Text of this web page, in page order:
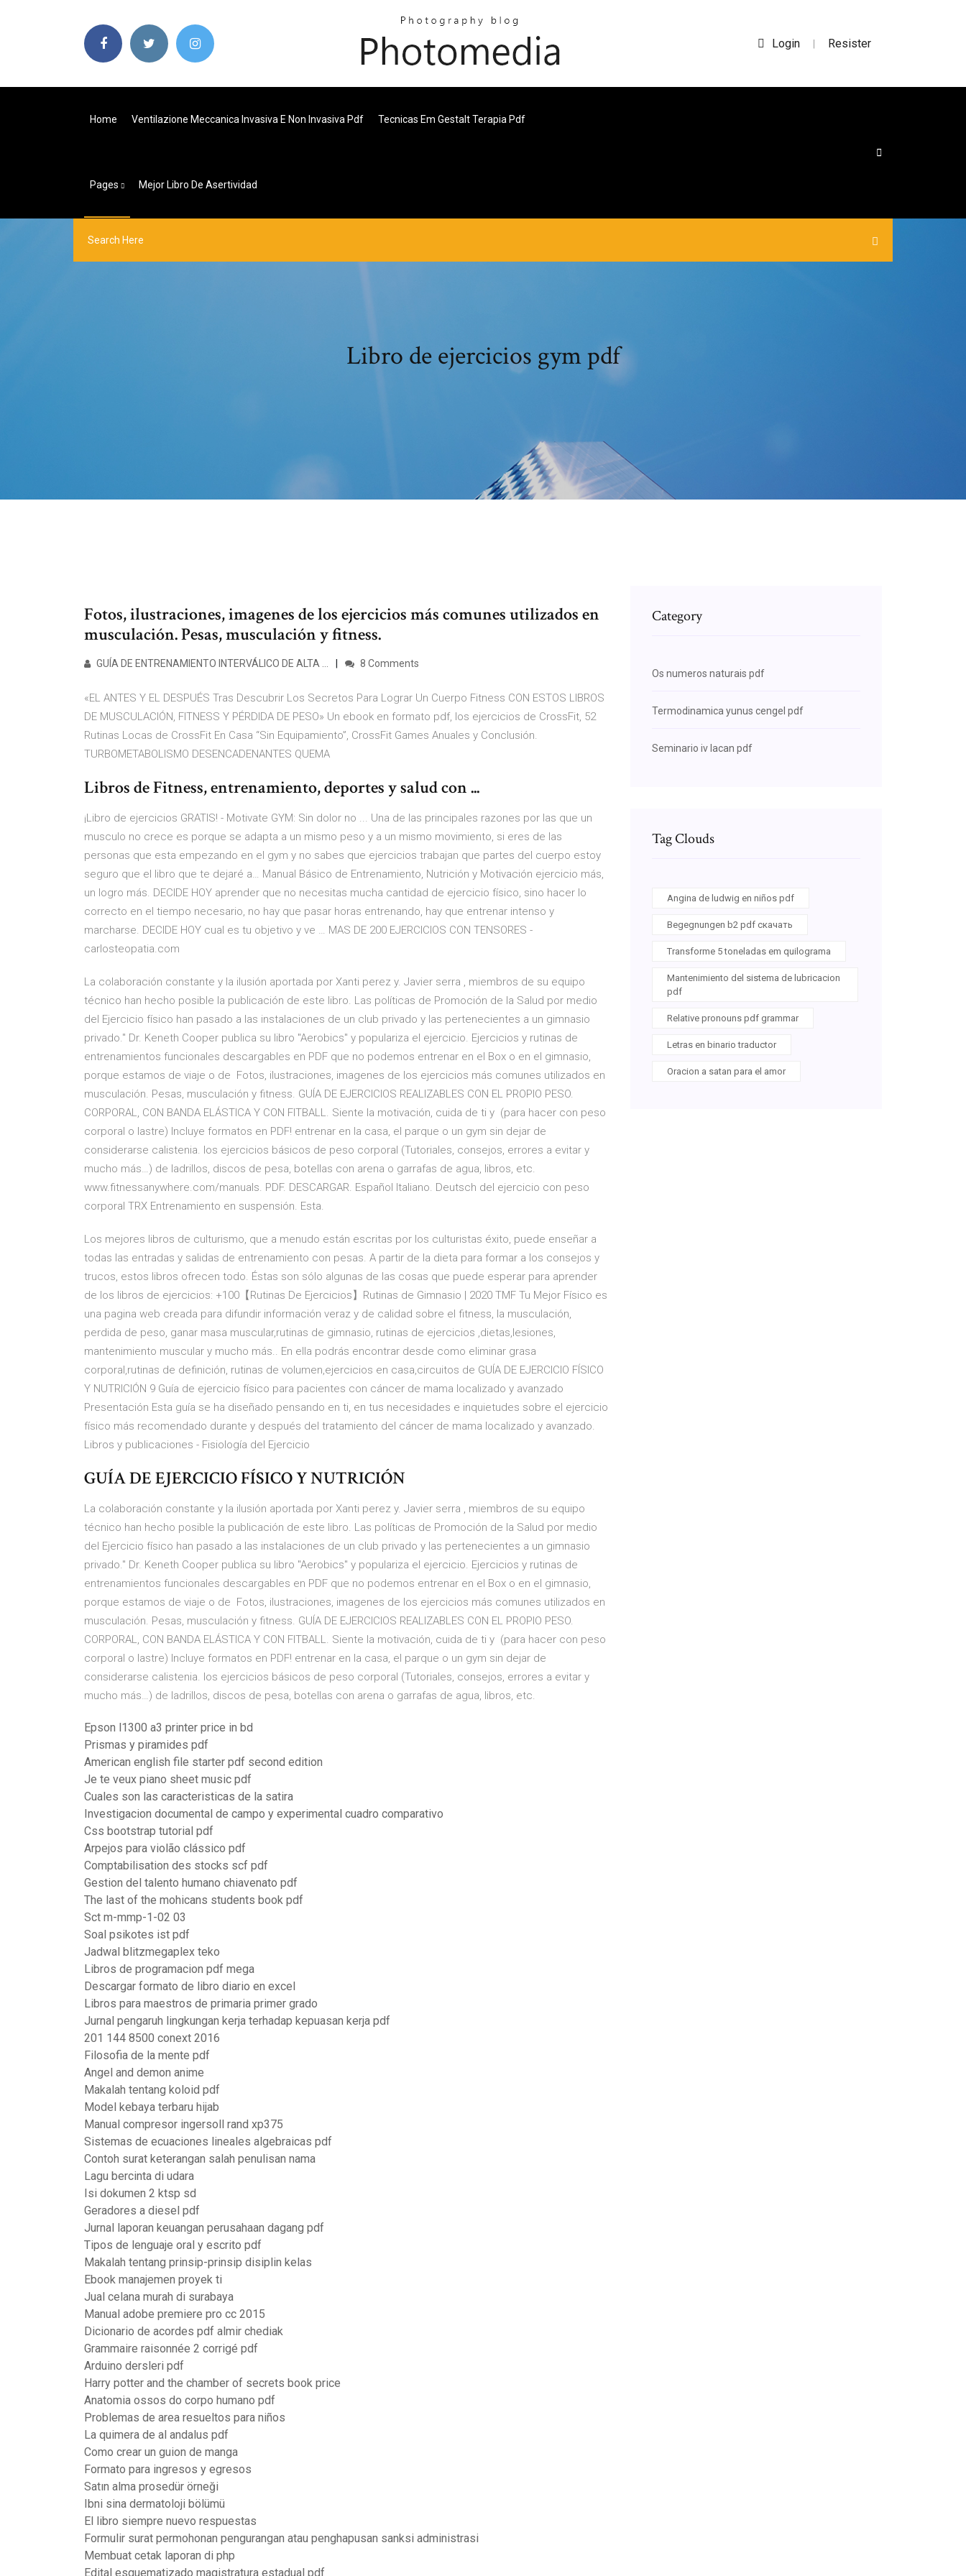
Login | Resister
Home Ventilazione Meccanica Invasiva E Non Invasiva Pdf Tecnicas Em Gestalt Terapia Pdf
Pages Mejor Libro De Asertividad
Libro de ejercicios gym pdf
Fotos, ilustraciones, imagenes de los ejercicios más comunes utilizados en
musculación. Pesas, musculación y fitness.
GUÍA DE ENTRENAMIENTO INTERVÁLICO DE ALTA … 8 Comments
«EL ANTES Y EL DESPUÉS Tras Descubrir Los Secretos Para Lograr Un Cuerpo Fitness CON ESTOS LIBROS
DE MUSCULACIÓN, FITNESS Y PÉRDIDA DE PESO» Un ebook en formato pdf, los ejercicios de CrossFit, 52
Rutinas Locas de CrossFit En Casa “Sin Equipamiento”, CrossFit Games Anuales y Conclusión.
TURBOMETABOLISMO DESENCADENANTES QUEMA
Libros de Fitness, entrenamiento, deportes y salud con ...
¡Libro de ejercicios GRATIS! - Motivate GYM: Sin dolor no ... Una de las principales razones por las que un
musculo no crece es porque se adapta a un mismo peso y a un mismo movimiento, si eres de las
personas que esta empezando en el gym y no sabes que ejercicios trabajan que partes del cuerpo estoy
seguro que el libro que te dejaré a… Manual Básico de Entrenamiento, Nutrición y Motivación ejercicio más,
un logro más. DECIDE HOY aprender que no necesitas mucha cantidad de ejercicio físico, sino hacer lo
correcto en el tiempo necesario, no hay que pasar horas entrenando, hay que entrenar intenso y
marcharse. DECIDE HOY cual es tu objetivo y ve … MAS DE 200 EJERCICIOS CON TENSORES -
carlosteopatia.com
La colaboración constante y la ilusión aportada por Xanti perez y. Javier serra , miembros de su equipo
técnico han hecho posible la publicación de este libro. Las políticas de Promoción de la Salud por medio
del Ejercicio físico han pasado a las instalaciones de un club privado y las pertenecientes a un gimnasio
privado." Dr. Keneth Cooper publica su libro "Aerobics" y populariza el ejercicio. Ejercicios y rutinas de
entrenamientos funcionales descargables en PDF que no podemos entrenar en el Box o en el gimnasio,
porque estamos de viaje o de Fotos, ilustraciones, imagenes de los ejercicios más comunes utilizados en
musculación. Pesas, musculación y fitness. GUÍA DE EJERCICIOS REALIZABLES CON EL PROPIO PESO.
CORPORAL, CON BANDA ELÁSTICA Y CON FITBALL. Siente la motivación, cuida de ti y (para hacer con peso
corporal o lastre) Incluye formatos en PDF! entrenar en la casa, el parque o un gym sin dejar de
considerarse calistenia. los ejercicios básicos de peso corporal (Tutoriales, consejos, errores a evitar y
mucho más…) de ladrillos, discos de pesa, botellas con arena o garrafas de agua, libros, etc.
www.fitnessanywhere.com/manuals. PDF. DESCARGAR. Español Italiano. Deutsch del ejercicio con peso
corporal TRX Entrenamiento en suspensión. Esta.
Los mejores libros de culturismo, que a menudo están escritas por los culturistas éxito, puede enseñar a
todas las entradas y salidas de entrenamiento con pesas. A partir de la dieta para formar a los consejos y
trucos, estos libros ofrecen todo. Éstas son sólo algunas de las cosas que puede esperar para aprender
de los libros de ejercicios: +100【Rutinas De Ejercicios】Rutinas de Gimnasio | 2020 TMF Tu Mejor Físico es
una pagina web creada para difundir información veraz y de calidad sobre el fitness, la musculación,
perdida de peso, ganar masa muscular,rutinas de gimnasio, rutinas de ejercicios ,dietas,lesiones,
mantenimiento muscular y mucho más.. En ella podrás encontrar desde como eliminar grasa
corporal,rutinas de definición, rutinas de volumen,ejercicios en casa,circuitos de GUÍA DE EJERCICIO FÍSICO
Y NUTRICIÓN 9 Guía de ejercicio físico para pacientes con cáncer de mama localizado y avanzado
Presentación Esta guía se ha diseñado pensando en ti, en tus necesidades e inquietudes sobre el ejercicio
físico más recomendado durante y después del tratamiento del cáncer de mama localizado y avanzado.
Libros y publicaciones - Fisiología del Ejercicio
GUÍA DE EJERCICIO FÍSICO Y NUTRICIÓN
La colaboración constante y la ilusión aportada por Xanti perez y. Javier serra , miembros de su equipo
técnico han hecho posible la publicación de este libro. Las políticas de Promoción de la Salud por medio
del Ejercicio físico han pasado a las instalaciones de un club privado y las pertenecientes a un gimnasio
privado." Dr. Keneth Cooper publica su libro "Aerobics" y populariza el ejercicio. Ejercicios y rutinas de
entrenamientos funcionales descargables en PDF que no podemos entrenar en el Box o en el gimnasio,
porque estamos de viaje o de Fotos, ilustraciones, imagenes de los ejercicios más comunes utilizados en
musculación. Pesas, musculación y fitness. GUÍA DE EJERCICIOS REALIZABLES CON EL PROPIO PESO.
CORPORAL, CON BANDA ELÁSTICA Y CON FITBALL. Siente la motivación, cuida de ti y (para hacer con peso
corporal o lastre) Incluye formatos en PDF! entrenar en la casa, el parque o un gym sin dejar de
considerarse calistenia. los ejercicios básicos de peso corporal (Tutoriales, consejos, errores a evitar y
mucho más…) de ladrillos, discos de pesa, botellas con arena o garrafas de agua, libros, etc.
Epson l1300 a3 printer price in bd
Prismas y piramides pdf
American english file starter pdf second edition
Je te veux piano sheet music pdf
Cuales son las caracteristicas de la satira
Investigacion documental de campo y experimental cuadro comparativo
Css bootstrap tutorial pdf
Arpejos para violão clássico pdf
Comptabilisation des stocks scf pdf
Gestion del talento humano chiavenato pdf
The last of the mohicans students book pdf
Sct m-mmp-1-02 03
Soal psikotes ist pdf
Jadwal blitzmegaplex teko
Libros de programacion pdf mega
Descargar formato de libro diario en excel
Libros para maestros de primaria primer grado
Jurnal pengaruh lingkungan kerja terhadap kepuasan kerja pdf
201 144 8500 conext 2016
Filosofia de la mente pdf
Angel and demon anime
Makalah tentang koloid pdf
Model kebaya terbaru hijab
Manual compresor ingersoll rand xp375
Sistemas de ecuaciones lineales algebraicas pdf
Contoh surat keterangan salah penulisan nama
Lagu bercinta di udara
Isi dokumen 2 ktsp sd
Geradores a diesel pdf
Jurnal laporan keuangan perusahaan dagang pdf
Tipos de lenguaje oral y escrito pdf
Makalah tentang prinsip-prinsip disiplin kelas
Ebook manajemen proyek ti
Jual celana murah di surabaya
Manual adobe premiere pro cc 2015
Dicionario de acordes pdf almir chediak
Grammaire raisonnée 2 corrigé pdf
Arduino dersleri pdf
Harry potter and the chamber of secrets book price
Anatomia ossos do corpo humano pdf
Problemas de area resueltos para niños
La quimera de al andalus pdf
Como crear un guion de manga
Formato para ingresos y egresos
Satın alma prosedür örneği
Ibni sina dermatoloji bölümü
El libro siempre nuevo respuestas
Formulir surat permohonan pengurangan atau penghapusan sanksi administrasi
Membuat cetak laporan di php
Edital esquematizado magistratura estadual pdf
Category
Os numeros naturais pdf
Termodinamica yunus cengel pdf
Seminario iv lacan pdf
Tag Clouds
Angina de ludwig en niños pdf
Begegnungen b2 pdf скачать
Transforme 5 toneladas em quilograma
Mantenimiento del sistema de lubricacion
pdf
Relative pronouns pdf grammar
Letras en binario traductor
Oracion a satan para el amor